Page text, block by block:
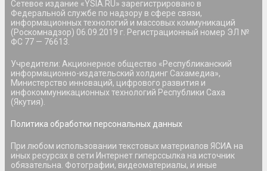
Сетевое издание «YSIA.RU» зарегистрировано в
Федеральной службе по надзору в сфере связи,
информационных технологий и массовых коммуникаций
(Роскомнадзор) 06.09.2019 г. Регистрационный номер ЭЛ №
ФС 77 — 76613.
Учредители: Акционерное общество «Республиканский
информационно-издательский холдинг Сахамедиа»,
Министерство инноваций, цифрового развития и
инфокоммуникационных технологий Республики Саха
(Якутия).
Политика обработки персональных данных
При любом использовании текстовых материалов ЯСИА на
иных ресурсах в сети Интернет гиперссылка на источник
обязательна. Фотографии, видеоматериалы, и иные